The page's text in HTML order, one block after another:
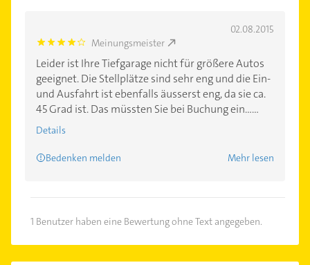
02.08.2015
4.0 Meinungsmeister
Leider ist Ihre Tiefgarage nicht für größere Autos
geeignet. Die Stellplätze sind sehr eng und die Ein-
und Ausfahrt ist ebenfalls äusserst eng, da sie ca.
45 Grad ist. Das müssten Sie bei Buchung ein......
Details
Bedenken melden Mehr lesen
1 Benutzer haben eine Bewertung ohne Text angegeben.